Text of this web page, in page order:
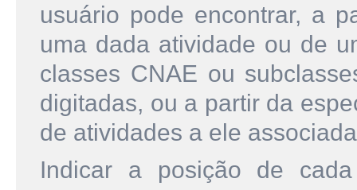
usuário pode encontrar, a
uma dada atividade ou de
classes CNAE ou
digitadas, ou a partir da
de atividades a ele
Indicar a posição de